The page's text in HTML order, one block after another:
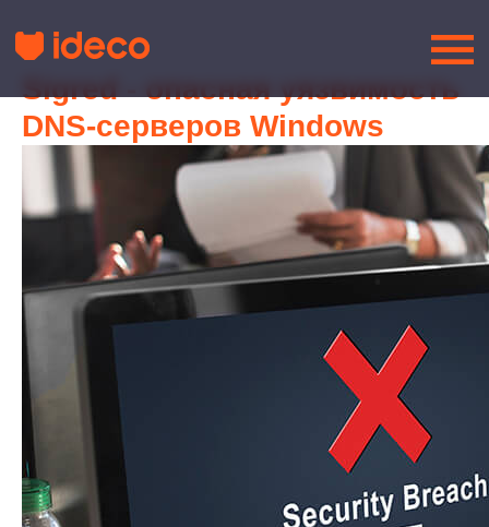
Sigred - опасная уязвимость
DNS-серверов Windows